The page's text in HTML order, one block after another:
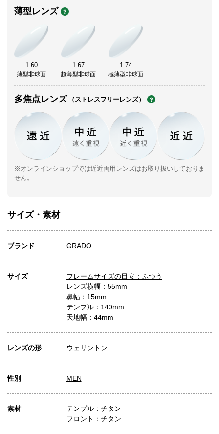
薄型レンズ
1.60
薄型非球面
1.67
超薄型非球面
1.74
極薄型非球面
多焦点レンズ （ストレスフリーレンズ）
※オンラインショップでは近近両用レンズはお取り扱いしておりま
せん。
サイズ・素材
ブランド GRADO
サイズ
フレームサイズの目安：ふつう
レンズ横幅：55mm
鼻幅：15mm
テンプル：140mm
天地幅：44mm
レンズの形 ウェリントン
性別 MEN
素材
テンプル：チタン
フロント：チタン